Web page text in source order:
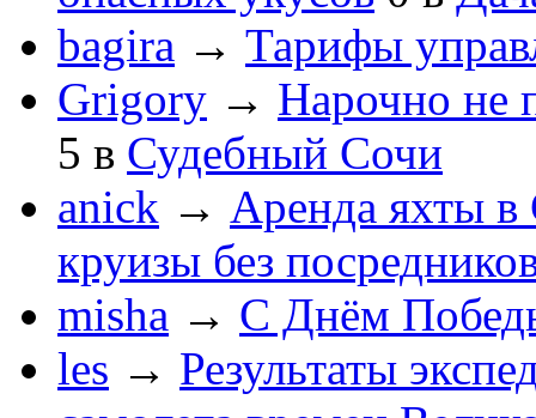
bagira → Тарифы
Grigory → Нарочно не
5 в Судебный Сочи
anick → Аренда яхты в
круизы без
misha → С Днём
les → Результаты